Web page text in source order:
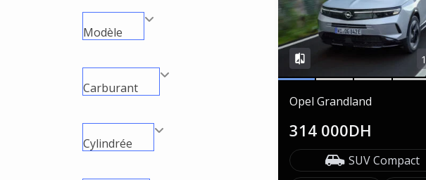
Modèle
Carburant
Cylindrée
Opel Grandland
314 000DH
SUV Compact